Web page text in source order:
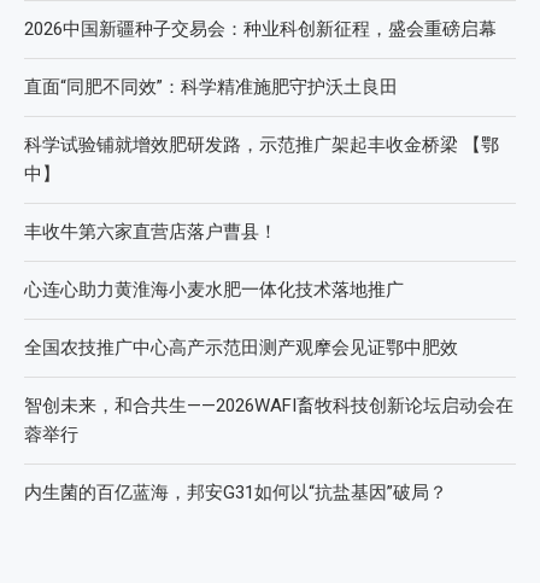
2026中国新疆种子交易会：种业科创新征程，盛会重磅启幕
直面“同肥不同效”：科学精准施肥守护沃土良田
科学试验铺就增效肥研发路，示范推广架起丰收金桥梁 【鄂
中】
丰收牛第六家直营店落户曹县！
心连心助力黄淮海小麦水肥一体化技术落地推广
全国农技推广中心高产示范田测产观摩会见证鄂中肥效
智创未来，和合共生——2026WAFI畜牧科技创新论坛启动会在
蓉举行
内生菌的百亿蓝海，邦安G31如何以“抗盐基因”破局？